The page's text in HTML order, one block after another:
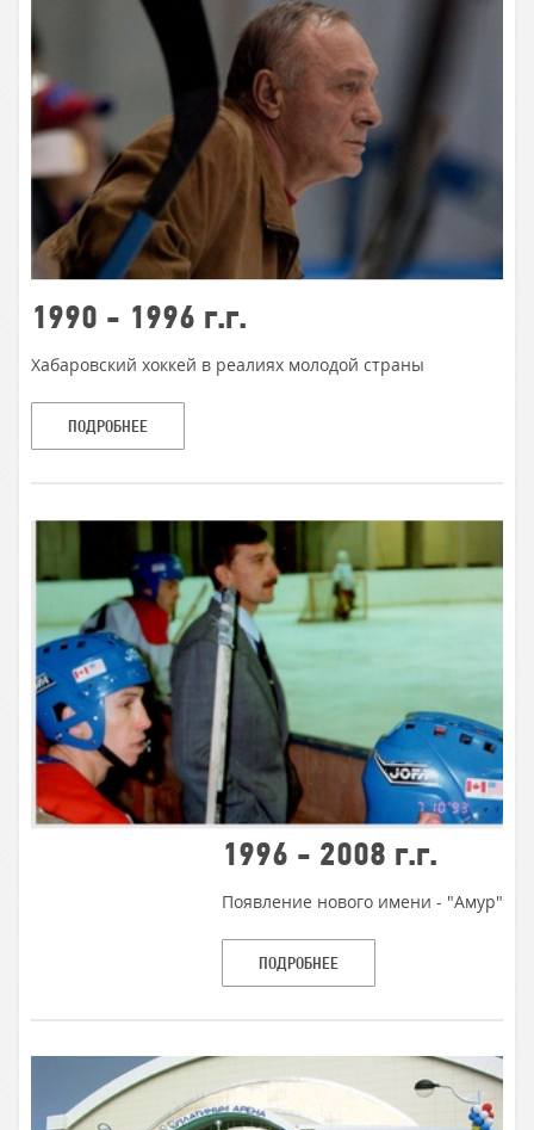
1990 - 1996 г.г.
Хабаровский хоккей в реалиях молодой страны
ПОДРОБНЕЕ
1996 - 2008 г.г.
Появление нового имени - "Амур"
ПОДРОБНЕЕ